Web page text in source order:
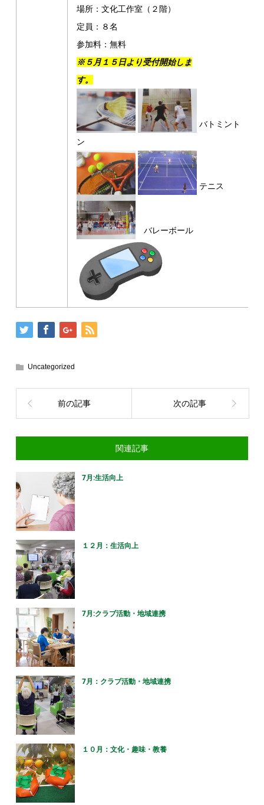
場所：文化工作室（２階）
定員：８名
参加料：無料
※５月１５日より受付開始しま
す。
バトミント
ン
テニス
バレーボール
Uncategorized
前の記事 次の記事
関連記事
7月:生活向上
１２月：生活向上
7月:クラブ活動・地域連携
7月：クラブ活動・地域連携
１０月：文化・趣味・教養